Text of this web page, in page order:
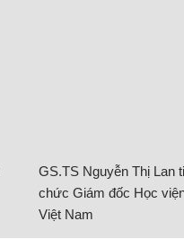
GS.TS Nguyễn Thị Lan
chức Giám đốc Học
Việt Nam